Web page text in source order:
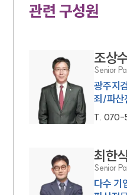
관련 구성원
조상
Senior
광주지
죄/파산
T. 070-
최한식
Senior
다수 기